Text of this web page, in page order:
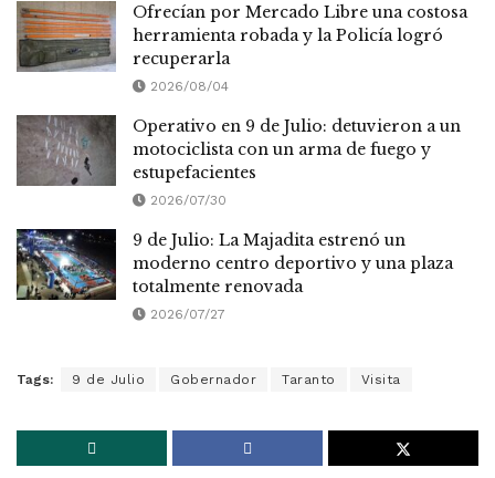
Ofrecían por Mercado Libre una costosa
herramienta robada y la Policía logró
recuperarla
2026/08/04
Operativo en 9 de Julio: detuvieron a un
motociclista con un arma de fuego y
estupefacientes
2026/07/30
9 de Julio: La Majadita estrenó un
moderno centro deportivo y una plaza
totalmente renovada
2026/07/27
Tags: 9 de Julio Gobernador Taranto Visita